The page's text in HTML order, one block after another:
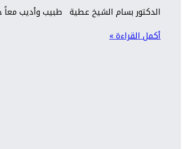
الدكتور بسام الشيخ عطية طبيب وأديب معاً
أكمل القراءة »